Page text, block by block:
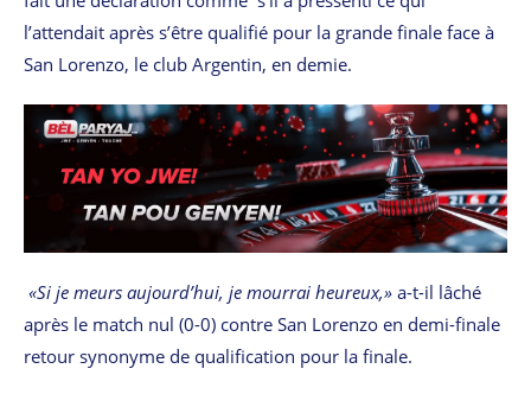
l’attendait après s’être qualifié pour la grande finale face à
San Lorenzo, le club Argentin, en demie.
«Si je meurs aujourd’hui, je mourrai heureux,» a-t-il lâché
après le match nul (0-0) contre San Lorenzo en demi-finale
retour synonyme de qualification pour la finale.